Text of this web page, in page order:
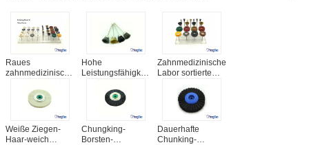
Raues
zahnmedizinisches
Pferde-/Ziegen-
Haar-Art
Hohe
Leistungsfähigkeits-
Drehwerkzeuge,
raue Polierbürste
HP-Schaft-22mm
Zahnmedizinisches
Labor sortierte
Drehwerkzeuge
CER/ISO
Zustimmung
Weiße Ziegen-
Haar-weich
Chungking-
Borsten-
Dauerhafte
Chunking-